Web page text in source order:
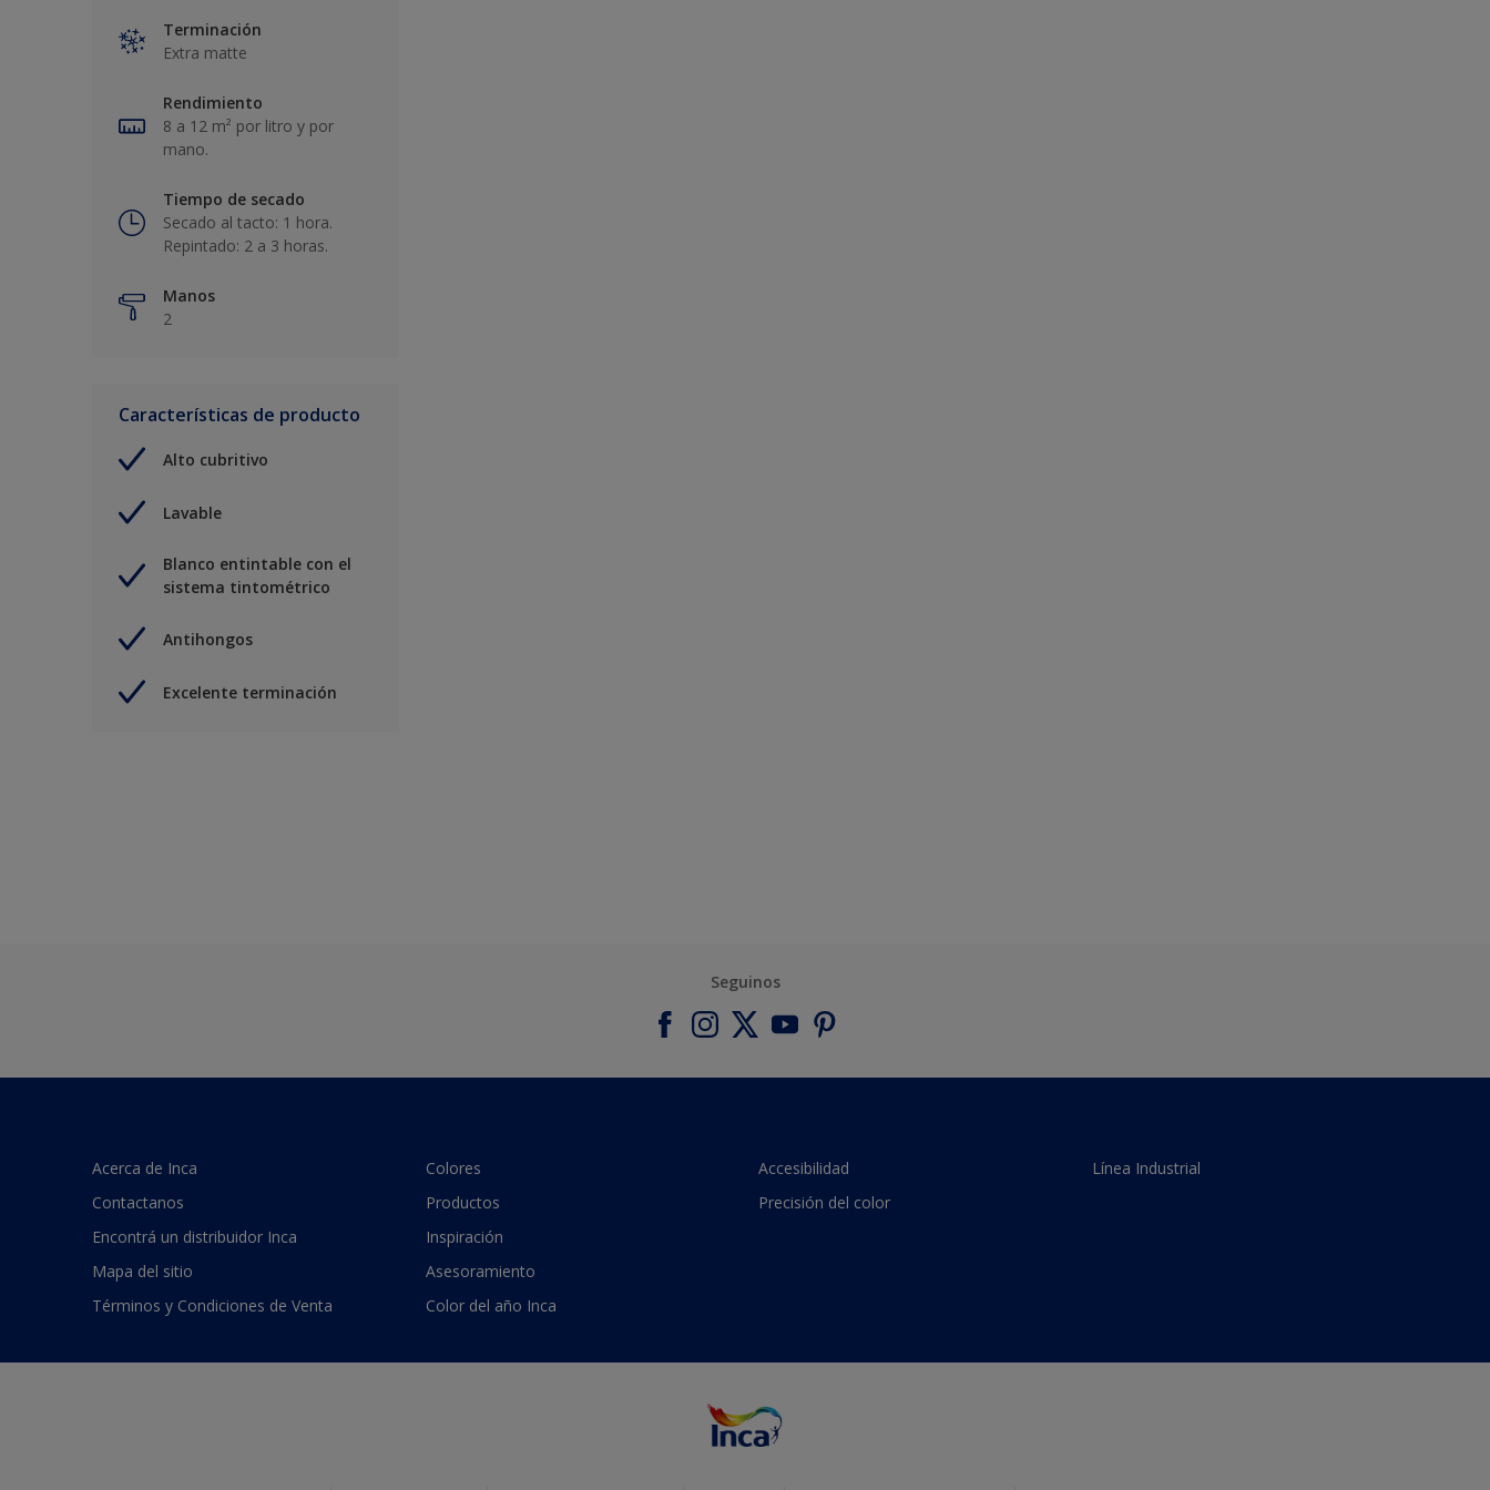
Terminación
Extra matte
Rendimiento
8 a 12 m² por litro y por
mano.
Tiempo de secado
Secado al tacto: 1 hora.
Repintado: 2 a 3 horas.
Manos
2
Características de producto
Alto cubritivo
Lavable
Blanco entintable con el
sistema tintométrico
Antihongos
Excelente terminación
Seguinos
Acerca de Inca
Contactanos
Encontrá un distribuidor Inca
Mapa del sitio
Términos y Condiciones de Venta
Colores
Productos
Inspiración
Asesoramiento
Color del año Inca
Accesibilidad
Precisión del color
Línea Industrial